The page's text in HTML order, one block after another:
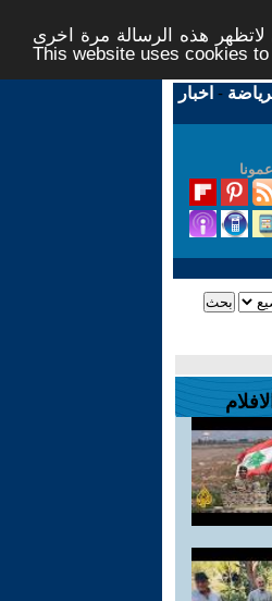
هذه الرسالة مرة اخرى -
This website uses cookies
- اخبار